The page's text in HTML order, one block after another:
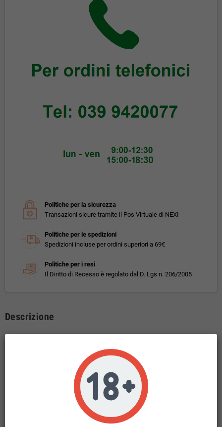
Politiche per la sicurezza
Transazioni sicure tramite il Pos Virtuale di NEXI
Politiche per le spedizioni
Spedizioni incluse per ordini superiori a 69€
Politiche per i resi
Il Diritto di Recesso è regolato dal D. Lgs n. 206/2005
Descrizione
fragole, lamponi, ribes e mirtilli rossi ghiacciati .
Questo prodotto non contiene nicotina.
10ml di liquido concentrato in flacone da 10ml.